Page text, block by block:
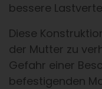
bessere
Diese
der Mutter zu
Gefahr einer
befestigenden